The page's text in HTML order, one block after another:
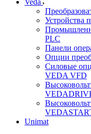
Veda
Устройства
PLC
Панели
Опции
Силовые
VEDA VFD
Unimat